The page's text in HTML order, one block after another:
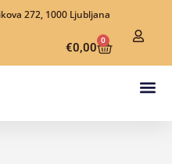
272, 1000 Ljubljana
€0,00 0